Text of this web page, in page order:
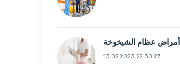
أمراض عظام الشيخوخة
13.02.2023 22:30:27